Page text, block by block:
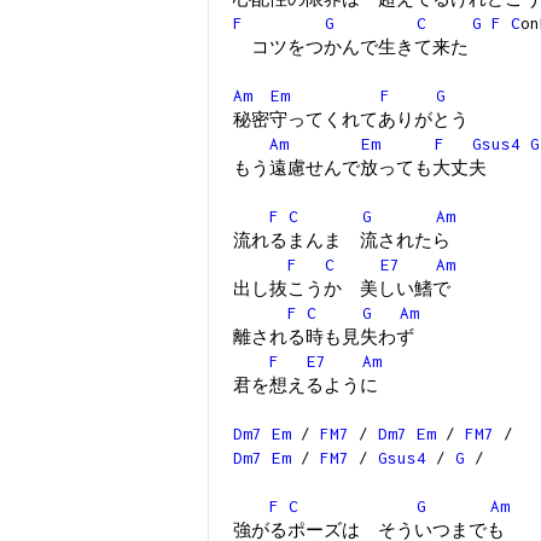
F
G C G F C
コツをつかんで生きて来た
Am Em F
G
秘密守ってくれてありがとう
Am
Em F Gsus4 G
もう遠慮せんで放っても大丈夫
F C G
Am
流れるまんま 流されたら
F
C E7
Am
出し抜こうか 美しい鰭で
F C G
Am
離される時も見失わず
F
E7
Am
君を想えるように
Dm7 Em / FM7 / Dm7 Em / FM7
/
Dm7
Em / FM7 / Gsus4 / G /
F C G
Am
強がるポーズは そういつまでも